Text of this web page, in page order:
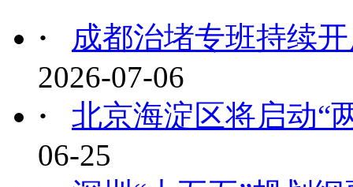
·
成都治堵专班持续
2026-07-06
·
北京海淀区将启动“
06-25